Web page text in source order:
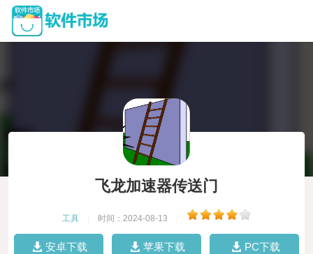
飞龙加速器传送门
工具 时间：2024-08-13
安卓下载 苹果下载 PC下载